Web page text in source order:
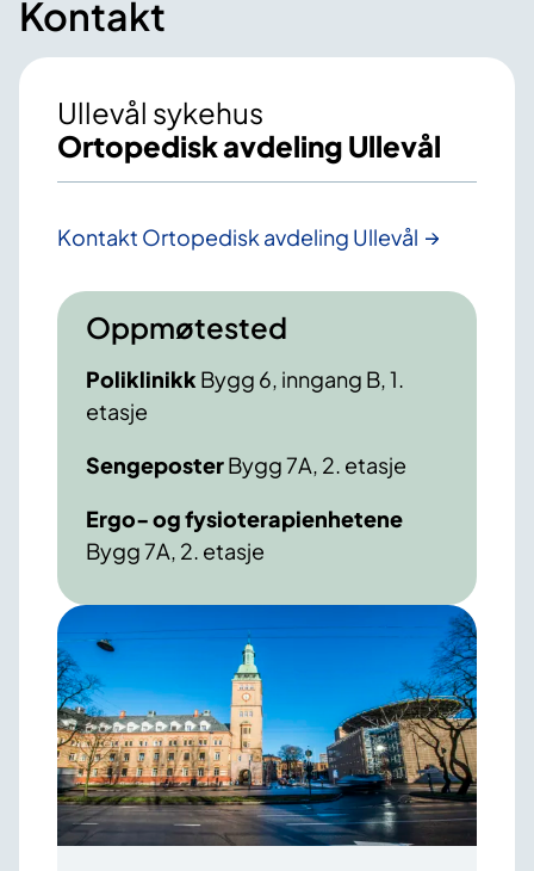
Kontakt
Ullevål sykehus
Ortopedisk avdeling Ullevål
Kontakt Ortopedisk avdeling Ullevål
Oppmøtested
Poliklinikk Bygg 6, inngang B, 1.
etasje
SengeposterBygg 7A, 2. etasje
Ergo- og fysioterapienhetene
Bygg 7A, 2. etasje